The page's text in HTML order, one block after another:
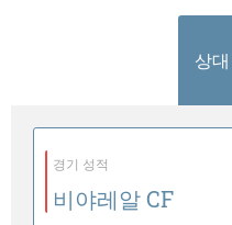
상
경기 성적
비야레알 CF